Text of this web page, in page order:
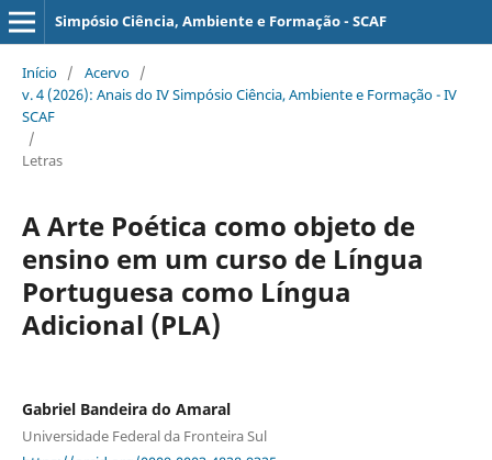
Simpósio Ciência, Ambiente e Formação - SCAF
Início / Acervo /
v. 4 (2026): Anais do IV Simpósio Ciência, Ambiente e Formação - IV
SCAF
/
Letras
A Arte Poética como objeto de
ensino em um curso de Língua
Portuguesa como Língua
Adicional (PLA)
Gabriel Bandeira do Amaral
Universidade Federal da Fronteira Sul